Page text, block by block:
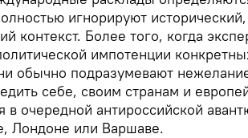
игнорируют
контекст. Более того, когда
импотенции
обычно подразумевают
себе, своим странам и
в очередной антироссийской
Лондоне или Варшаве.